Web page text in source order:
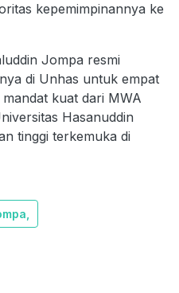
kepemimpinannya ke
Jompa resmi
di Unhas untuk empat
kuat dari MWA
Hasanuddin
tinggi terkemuka di